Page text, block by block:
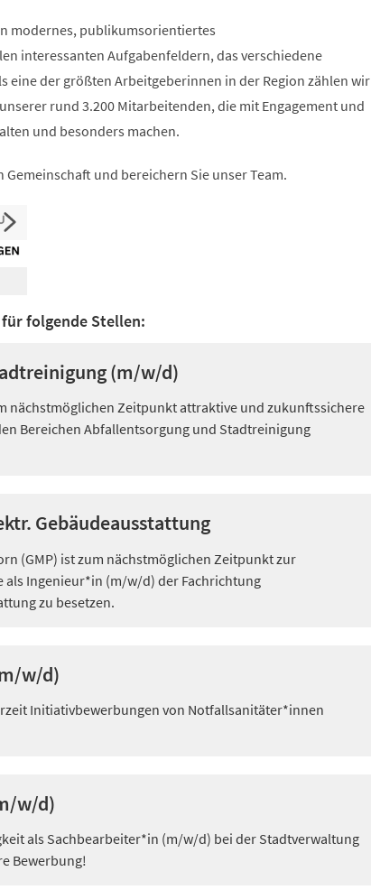
modernes, publikumsorientiertes
interessanten Aufgabenfeldern, das verschiedene
eine der größten Arbeitgeberinnen in der Region zählen wir
rund 3.200 Mitarbeitenden, die mit Engagement und
und besonders machen.
und bereichern Sie unser Team.
folgende Stellen:
(m/w/d)
nächstmöglichen Zeitpunkt attraktive und zukunftssichere
Bereichen Abfallentsorgung und Stadtreinigung
Gebäudeausstattung
(GMP) ist zum nächstmöglichen Zeitpunkt zur
als Ingenieur*in (m/w/d) der Fachrichtung
zu besetzen.
w/d)
Initiativbewerbungen von Notfallsanitäter*innen
w/d)
als Sachbearbeiter*in (m/w/d) bei der Stadtverwaltung
Bewerbung!